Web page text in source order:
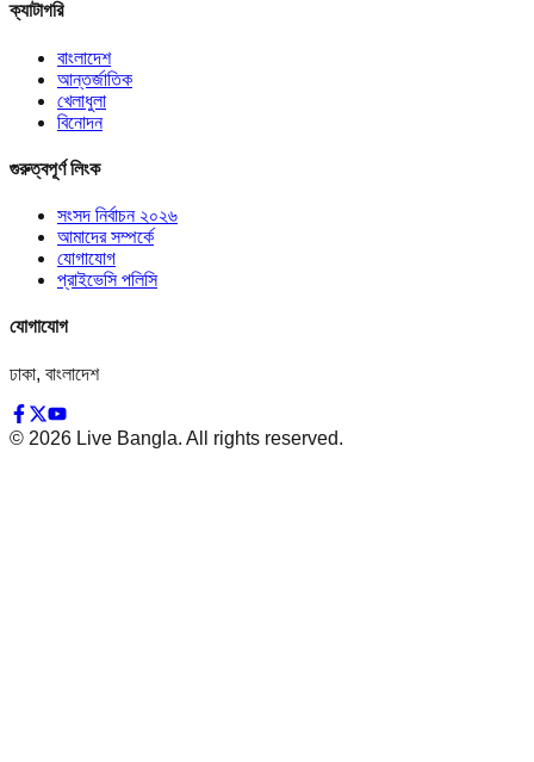
ক্যাটাগরি
বাংলাদেশ
আন্তর্জাতিক
খেলাধুলা
বিনোদন
গুরুত্বপূর্ণ লিংক
সংসদ নির্বাচন ২০২৬
আমাদের সম্পর্কে
যোগাযোগ
প্রাইভেসি পলিসি
যোগাযোগ
ঢাকা, বাংলাদেশ
© 2026 Live Bangla. All rights reserved.